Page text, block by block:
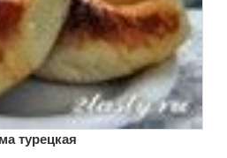
турецкая